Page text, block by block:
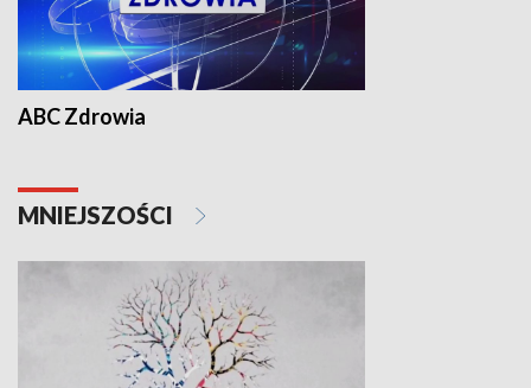
ABC Zdrowia
MNIEJSZOŚCI